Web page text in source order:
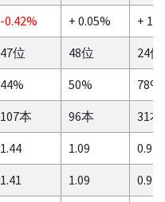
-0.42% + 0.05%
+
47位 48位
24位
44% 50%
78%
107本 96本
31本
1.44 1.09
0.9
1.41 1.09
0.91